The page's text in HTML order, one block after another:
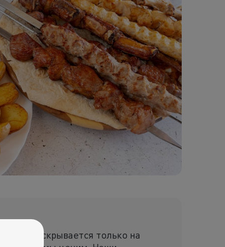
раскрывается только на